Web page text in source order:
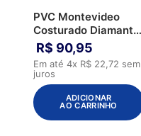
PVC Montevideo
Costurado Diamante
Corolla L Grafite
R$ 90,95
Em até4x R$ 22,72 sem
juros
ADICIONAR
AO CARRINHO